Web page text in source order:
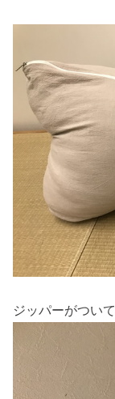
ジッパーがつい